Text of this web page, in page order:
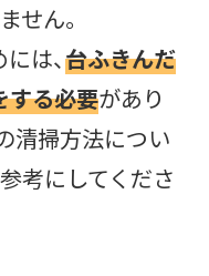
せん。
は、台ふきんだ
する必要があり
清掃方法につい
考にしてくださ